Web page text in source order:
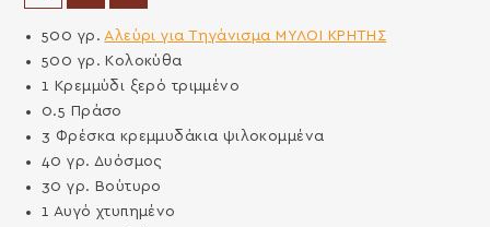
500 γρ. Αλεύρι για Τηγάνισμα ΜΥΛΟΙ ΚΡΗΤΗΣ
500 γρ.Κολοκύθα
1 Κρεμμύδι ξερό τριμμένο
0.5 Πράσο
3 Φρέσκα κρεμμυδάκια ψιλοκομμένα
40γρ. Δυόσμος
30γρ. Βούτυρο
1 Αυγό χτυπημένο